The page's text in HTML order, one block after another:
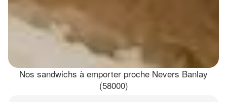
Nos sandwichs à emporter proche Nevers Banlay
(58000)